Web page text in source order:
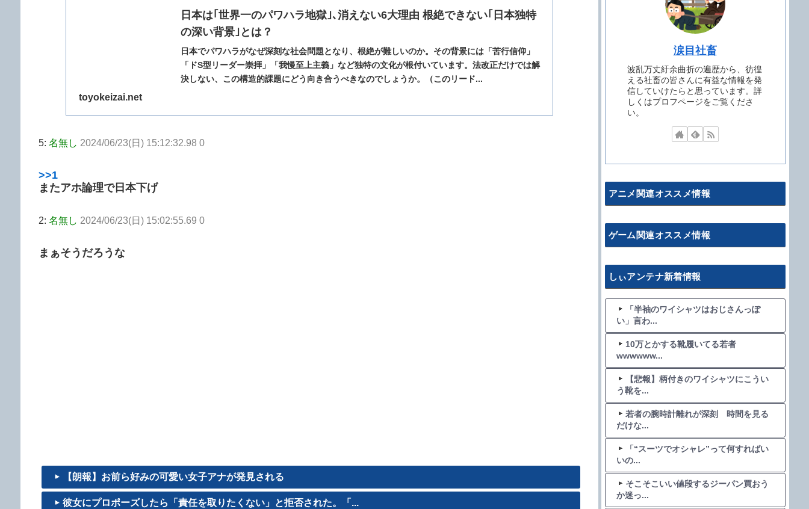
日本は｢世界一のパワハラ地獄｣､消えない6大理由 根絶できない｢日本独特
の深い背景｣とは？
日本でパワハラがなぜ深刻な社会問題となり、根絶が難しいのか。その背景には「苦行信仰」
「ドS型リーダー崇拝」「我慢至上主義」など独特の文化が根付いています。法改正だけでは解
決しない、この構造的課題にどう向き合うべきなのでしょうか。（このリード...
toyokeizai.net
5: 名無し 2024/06/23(日) 15:12:32.98 0
>>1
またアホ論理で日本下げ
2: 名無し 2024/06/23(日) 15:02:55.69 0
まぁそうだろうな
【朗報】お前ら好みの可愛い女子アナが発見される
彼女にプロポーズしたら「責任を取りたくない」と拒否された。「...
涙目社畜
波乱万丈紆余曲折の遍歴から、彷徨
える社畜の皆さんに有益な情報を発
信していけたらと思っています。詳
しくはプロフページをご覧くださ
い。
アニメ関連オススメ情報
ゲーム関連オススメ情報
しぃアンテナ新着情報
「半袖のワイシャツはおじさんっぽ
い」言わ...
10万とかする靴履いてる若者
wwwwww...
【悲報】柄付きのワイシャツにこうい
う靴を...
若者の腕時計離れが深刻 時間を見る
だけな...
「“スーツでオシャレ”って何すればい
いの...
そこそこいい値段するジーパン買おう
か迷っ...